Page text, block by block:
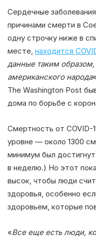
Сердечные
причинами смерти в
одну строчку ниже в
месте, находится
данные таким
американского народа
The Washington Post
дома по борьбе с
Смертность от COVID-
уровне — около 1300
минимум был
в неделю.) Но этот
высок, чтобы люди
здоровья, особенно
здоровьем, которые
«Все еще есть люди,